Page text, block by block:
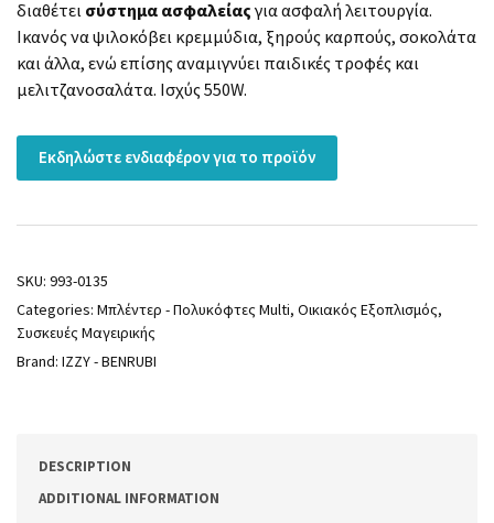
διαθέτει σύστημα ασφαλείαςγια ασφαλή λειτουργία.
Ικανός να ψιλοκόβει κρεμμύδια, ξηρούς καρπούς, σοκολάτα
και άλλα, ενώ επίσης αναμιγνύει παιδικές τροφές και
μελιτζανοσαλάτα. Ισχύς 550W.
Εκδηλώστε ενδιαφέρον για το προϊόν
SKU: 993-0135
Categories: Μπλέντερ - Πολυκόφτες Multi, Οικιακός Εξοπλισμός,
Συσκευές Μαγειρικής
Brand: IZZY - BENRUBI
DESCRIPTION
ADDITIONAL INFORMATION